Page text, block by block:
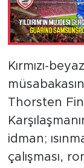
Kırmızı-
Thorsten
idman;
çalışması,